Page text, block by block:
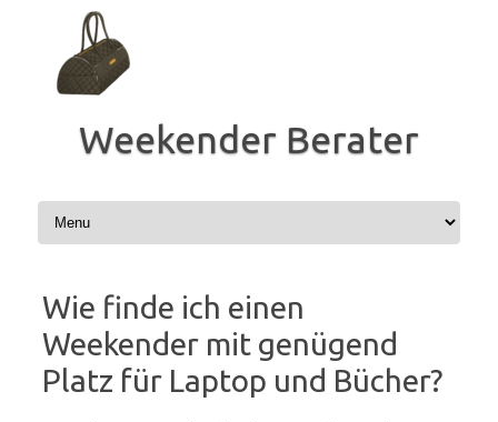
springen
Weekender Berater
Wie finde ich einen
Weekender mit genügend
Platz für Laptop und Bücher?